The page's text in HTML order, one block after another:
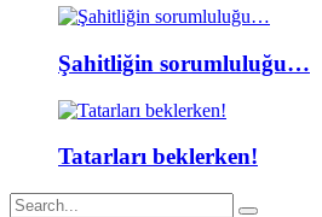
Şahitliğin sorumluluğu…
Tatarları beklerken!